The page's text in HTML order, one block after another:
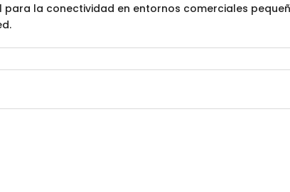
la conectividad en entornos comerciales